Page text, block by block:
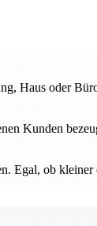
Haus oder
Kunden
Egal, ob